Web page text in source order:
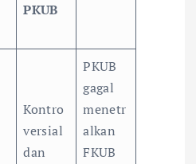
PKUB
Kontro
versial
dan
PKUB
gagal
menetr
alkan
FKUB